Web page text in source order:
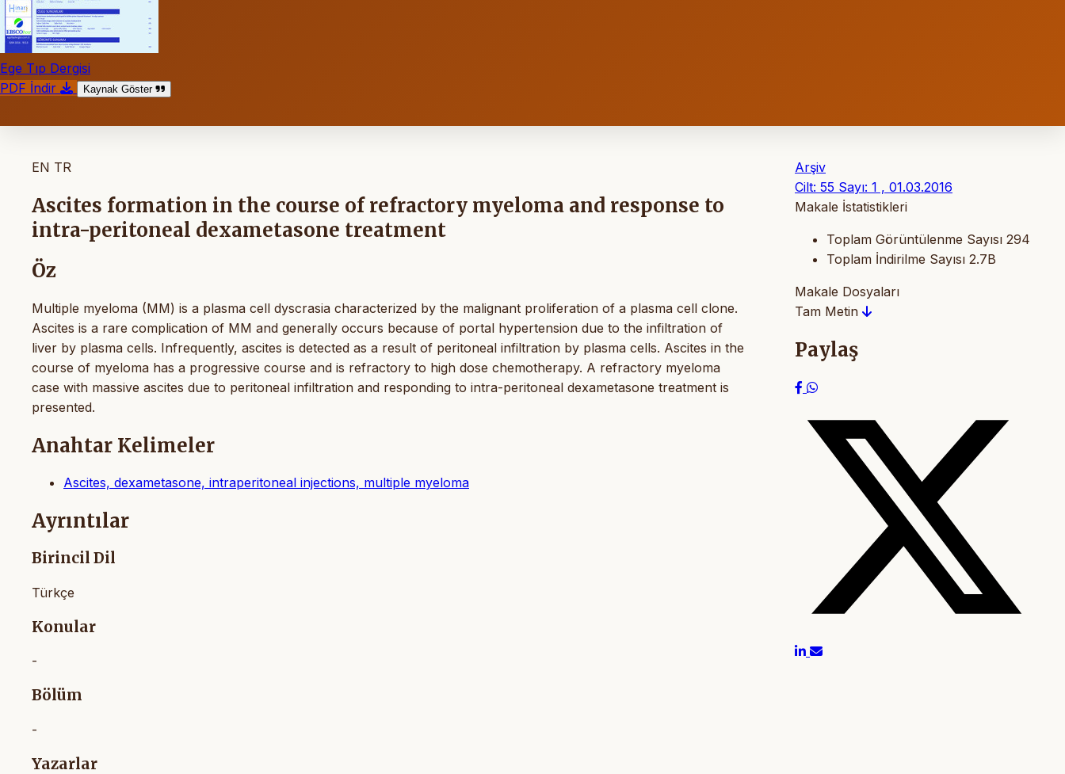
Ege Tıp Dergisi
PDF İndir
Kaynak Göster
EN TR
Ascites formation in the course of refractory myeloma and response to
intra-peritoneal dexametasone treatment
Öz
Multiple myeloma (MM) is a plasma cell dyscrasia characterized by the malignant proliferation of a plasma cell clone.
Ascites is a rare complication of MM and generally occurs because of portal hypertension due to the infiltration of
liver by plasma cells. Infrequently, ascites is detected as a result of peritoneal infiltration by plasma cells. Ascites in the
course of myeloma has a progressive course and is refractory to high dose chemotherapy. A refractory myeloma
case with massive ascites due to peritoneal infiltration and responding to intra-peritoneal dexametasone treatment is
presented.
Anahtar Kelimeler
Ascites, dexametasone, intraperitoneal injections, multiple myeloma
Ayrıntılar
Birincil Dil
Türkçe
Konular
-
Bölüm
-
Yazarlar
Arşiv
Cilt: 55 Sayı: 1 , 01.03.2016
Makale İstatistikleri
Toplam Görüntülenme Sayısı 294
Toplam İndirilme Sayısı 2.7B
Makale Dosyaları
Tam Metin
Paylaş